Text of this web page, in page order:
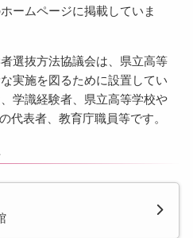
ームページに掲載していま
選抜方法協議会は、県立高等
実施を図るために設置してい
学識経験者、県立高等学校や
代表者、教育庁職員等です。